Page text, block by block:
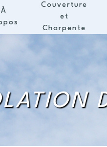
À
Couverture
et
Charpente